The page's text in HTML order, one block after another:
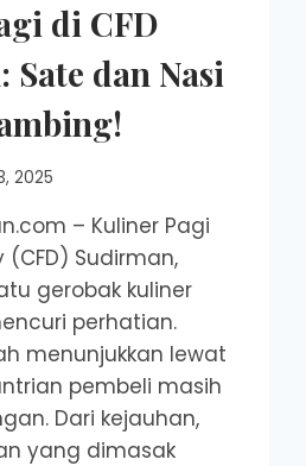
di CFD
Sate dan Nasi
2025
– Kuliner Pagi
(CFD) Sudirman,
gerobak kuliner
perhatian.
menunjukkan lewat
pembeli masih
Dari kejauhan,
yang dimasak